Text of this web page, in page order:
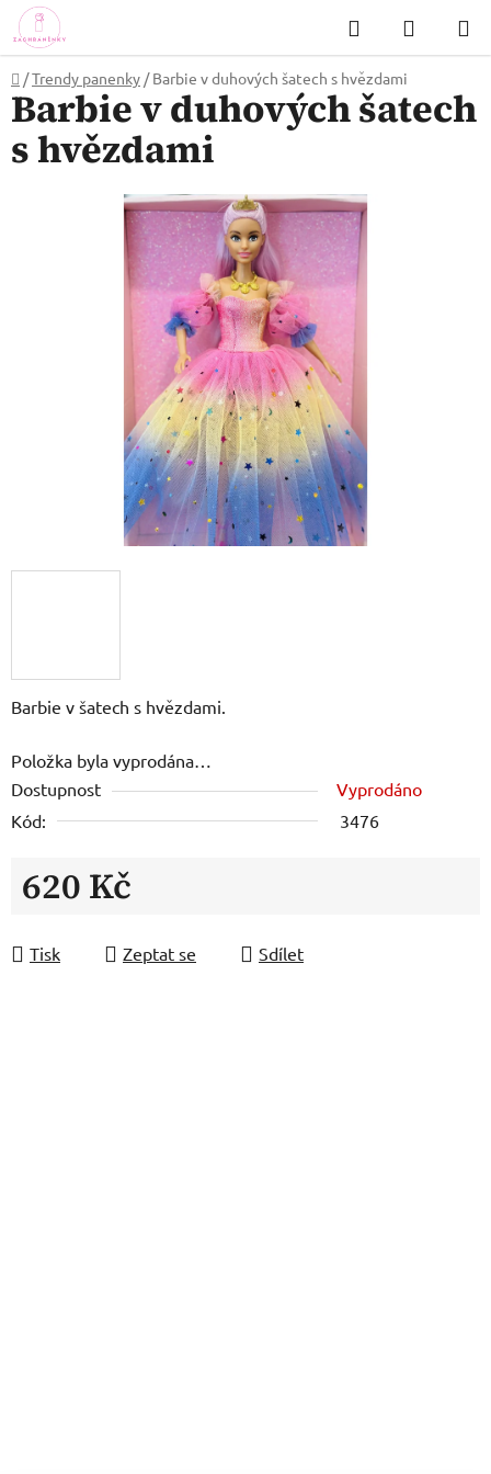
Přejít
na
obsah
Hledat
KOŠÍK
Domů
/Trendy panenky / Barbie v duhových šatech s hvězdami
Barbie v šatech s hvězdami.
Položka byla vyprodána…
Dostupnost
Vyprodáno
Kód:
3476
620 Kč
Tisk
Zeptat se Sdílet
Barbie v duhových šatech
s hvězdami